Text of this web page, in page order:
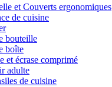
et Couverts ergonomiques
de cuisine
bouteille
boîte
et écrase comprimé
adulte
de cuisine